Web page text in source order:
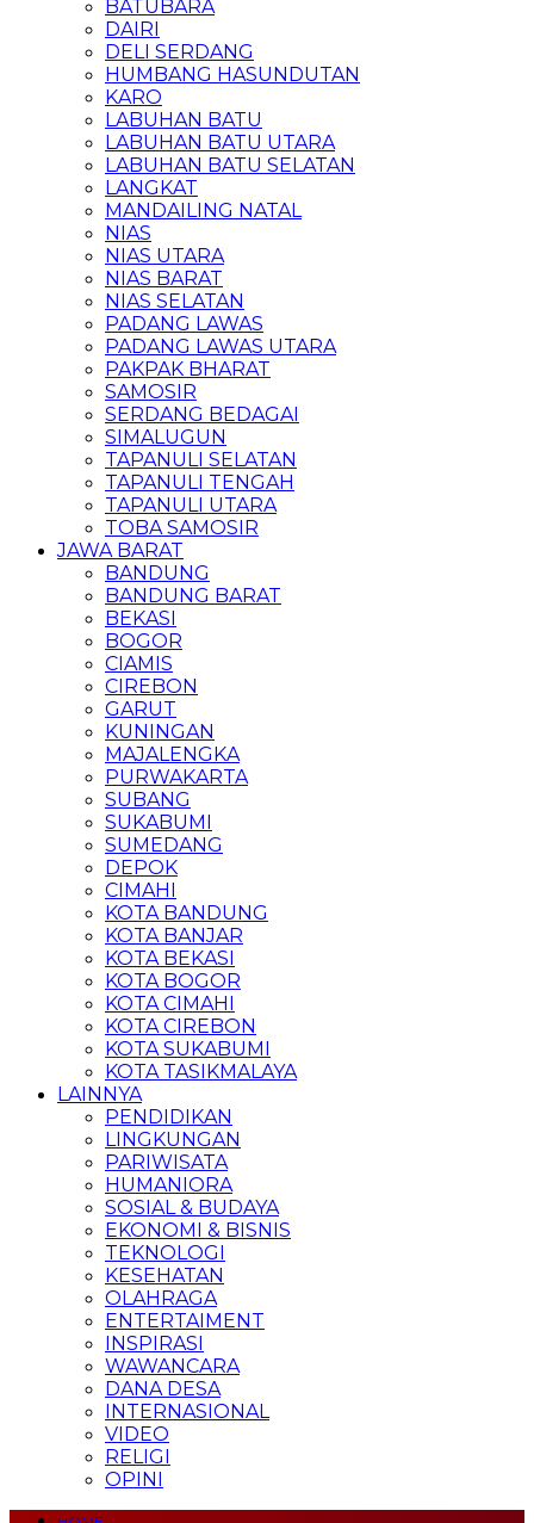
BATUBARA
DAIRI
DELI SERDANG
HUMBANG HASUNDUTAN
KARO
LABUHAN BATU
LABUHAN BATU UTARA
LABUHAN BATU SELATAN
LANGKAT
MANDAILING NATAL
NIAS
NIAS UTARA
NIAS BARAT
NIAS SELATAN
PADANG LAWAS
PADANG LAWAS UTARA
PAKPAK BHARAT
SAMOSIR
SERDANG BEDAGAI
SIMALUGUN
TAPANULI SELATAN
TAPANULI TENGAH
TAPANULI UTARA
TOBA SAMOSIR
JAWA BARAT
BANDUNG
BANDUNG BARAT
BEKASI
BOGOR
CIAMIS
CIREBON
GARUT
KUNINGAN
MAJALENGKA
PURWAKARTA
SUBANG
SUKABUMI
SUMEDANG
DEPOK
CIMAHI
KOTA BANDUNG
KOTA BANJAR
KOTA BEKASI
KOTA BOGOR
KOTA CIMAHI
KOTA CIREBON
KOTA SUKABUMI
KOTA TASIKMALAYA
LAINNYA
PENDIDIKAN
LINGKUNGAN
PARIWISATA
HUMANIORA
SOSIAL & BUDAYA
EKONOMI & BISNIS
TEKNOLOGI
KESEHATAN
OLAHRAGA
ENTERTAIMENT
INSPIRASI
WAWANCARA
DANA DESA
INTERNASIONAL
VIDEO
RELIGI
OPINI